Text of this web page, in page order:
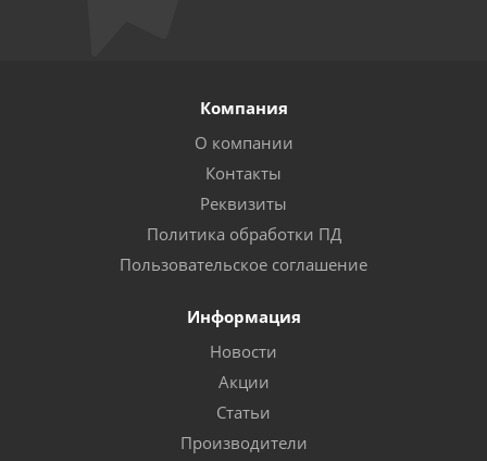
Компания
О компании
Контакты
Реквизиты
Политика обработки ПД
Пользовательское соглашение
Информация
Новости
Акции
Статьи
Производители